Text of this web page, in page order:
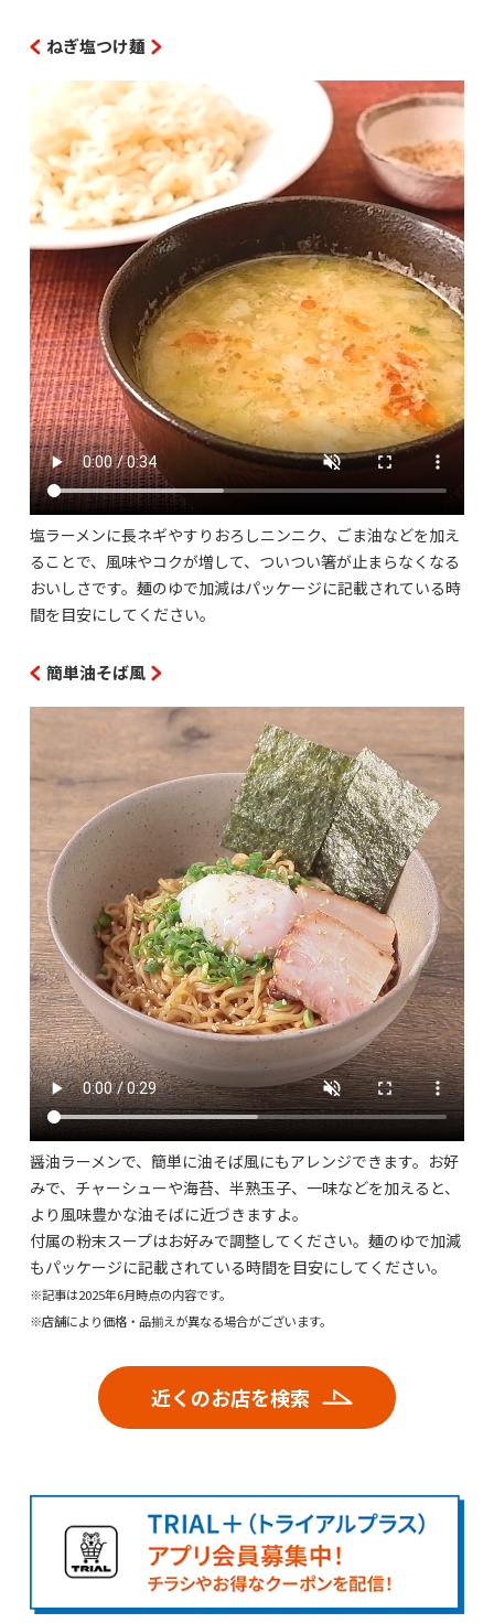
ねぎ塩つけ麺
塩ラーメンに長ネギやすりおろしニンニク、ごま油などを加え
ることで、風味やコクが増して、ついつい箸が止まらなくなる
おいしさです。麺のゆで加減はパッケージに記載されている時
間を目安にしてください。
簡単油そば風
醤油ラーメンで、簡単に油そば風にもアレンジできます。お好
みで、チャーシューや海苔、半熟玉子、一味などを加えると、
より風味豊かな油そばに近づきますよ。
付属の粉末スープはお好みで調整してください。麺のゆで加減
もパッケージに記載されている時間を目安にしてください。
※記事は2025年6月時点の内容です。
※店舗により価格・品揃えが異なる場合がございます。
近くのお店を検索